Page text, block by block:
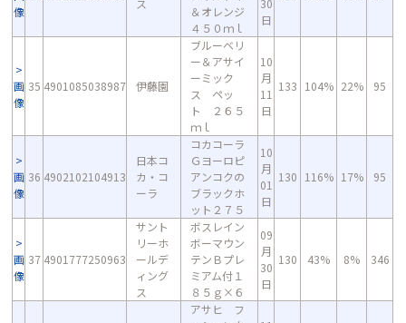
像
ス
＆オレンジ
４５０ｍｌ
30
日
画
像
35 4901085038987 伊藤園
ブルーベリ
ー＆アサイ
ーミック
ス ペッ
ト ２６５
ｍｌ
10
月
11
日
133 104% 22% 95
画
像
36 4902102104913
日本コ
カ・コ
ーラ
コカコーラ
Ｇヨーロピ
アンコクの
ブラックホ
ット２７５
10
月
01
日
130 116% 17% 95
画
像
37 4901777250963
サント
リーホ
ールデ
ィング
ス
ボスレイン
ボーマウン
テンＢプレ
ミアム付１
８５ｇ×６
09
月
30
日
130 43% 8% 346
アサヒ フ